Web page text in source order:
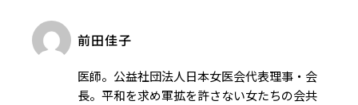
前田佳子
医師。公益社団法人日本女医会代表理事・会
長。平和を求め軍拡を許さない女たちの会共